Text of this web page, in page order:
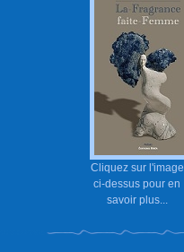
Cliquez sur l'image
ci-dessus pour en
savoir plus...